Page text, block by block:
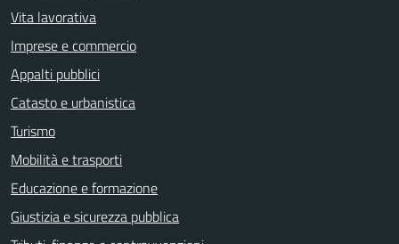
Vita lavorativa
Imprese e commercio
Appalti pubblici
Catasto e urbanistica
Turismo
Mobilità e trasporti
Educazione e formazione
Giustizia e sicurezza pubblica